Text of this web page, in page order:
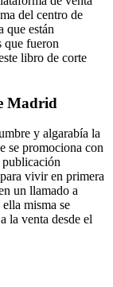
del centro de
que están
que fueron
libro de corte
Madrid
y algarabía la
se promociona con
publicación
vivir en primera
un llamado a
misma se
la venta desde el